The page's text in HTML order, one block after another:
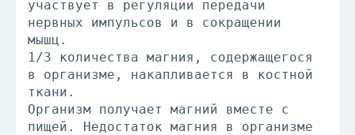
участвует в регуляции передачи
нервных импульсов и в сокращении
мышц.
1/3 количества магния, содержащегося
в организме, накапливается в костной
ткани.
Организм получает магний вместе с
пищей. Недостаток магния в организме